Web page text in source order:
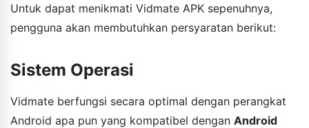
Untuk dapat menikmati Vidmate APK sepenuhnya,
pengguna akan membutuhkan persyaratan berikut:
Sistem Operasi
Vidmate berfungsi secara optimal dengan perangkat
Android apa pun yang kompatibel dengan Android